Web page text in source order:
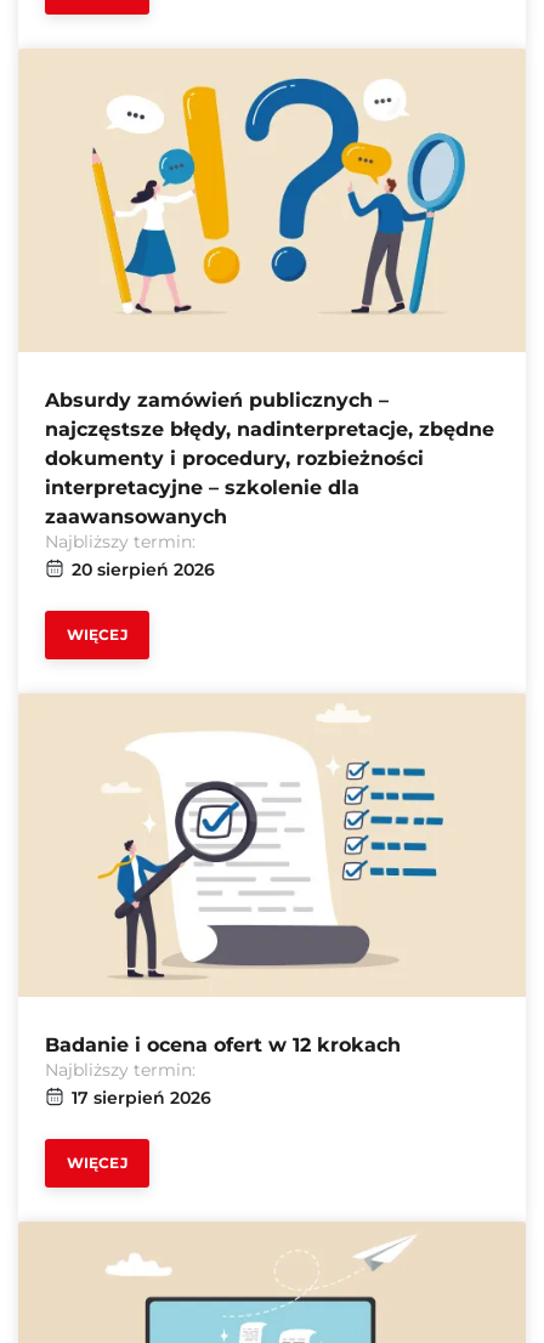
Absurdy zamówień publicznych –
najczęstsze błędy, nadinterpretacje, zbędne
dokumenty i procedury, rozbieżności
interpretacyjne – szkolenie dla
zaawansowanych
Najbliższy termin:
20 sierpień 2026
WIĘCEJ
Badanie i ocena ofert w 12 krokach
Najbliższy termin:
17 sierpień 2026
WIĘCEJ